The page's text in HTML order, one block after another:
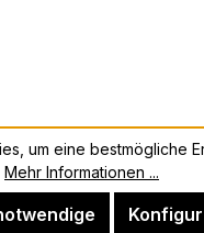
um eine bestmögliche
Mehr Informationen ...